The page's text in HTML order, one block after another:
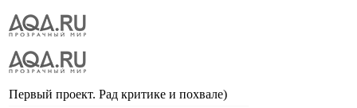
Первый проект. Рад критике и похвале)